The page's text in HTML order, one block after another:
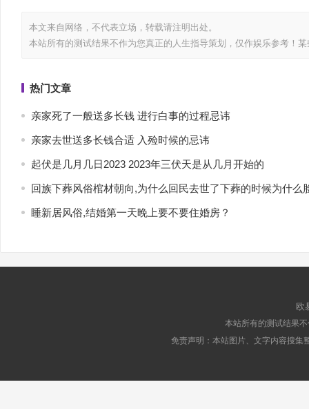
本文来自网络，不代表立场，转载请注明出处。
本站所有的测试结果不作为您真正的人生指导策划，仅作娱乐参考！
热门文章
亲家死了一般送多长钱 进行白事的过程忌讳
亲家去世送多长钱合适 入殓时候的忌讳
起伏是几月几日2023 2023年三伏天是从几月开始的
回族下葬风俗棺材朝向,为什么回民去世了下葬的时候为什么
睡新居风俗,结婚第一天晚上要不要住婚房？
欧
本站所有的测试结果
免责声明：本站图片、文字内容搜集